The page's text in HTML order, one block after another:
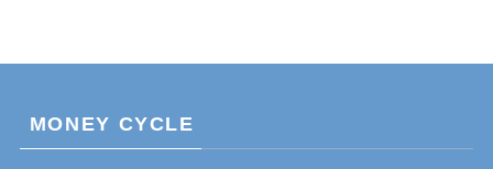
MONEY CYCLE